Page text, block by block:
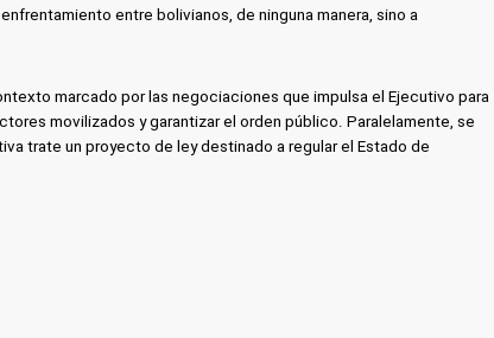
entre bolivianos, de ninguna manera, sino a
marcado por las negociaciones que impulsa el Ejecutivo para
movilizados y garantizar el orden público. Paralelamente, se
trate un proyecto de ley destinado a regular el Estado de